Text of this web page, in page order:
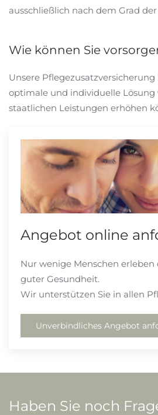
ausschließlich nach dem Grad
Wie können Sie
Unsere
optimale und individuelle Lösung
staatlichen Leistungen erhöhen
Angebot online
Nur wenige Menschen erleben
guter Gesundheit.
Wir unterstützen Sie in allen
Unverbindliches Angebot
Haben Sie noch